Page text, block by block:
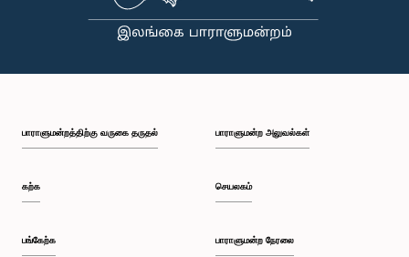
பாராளுமன்றத்திற்கு வருகை தருதல்
கற்க
பங்கேற்க
பாராளுமன்ற அலுவல்கள்
செயலகம்
பாராளுமன்ற நேரலை